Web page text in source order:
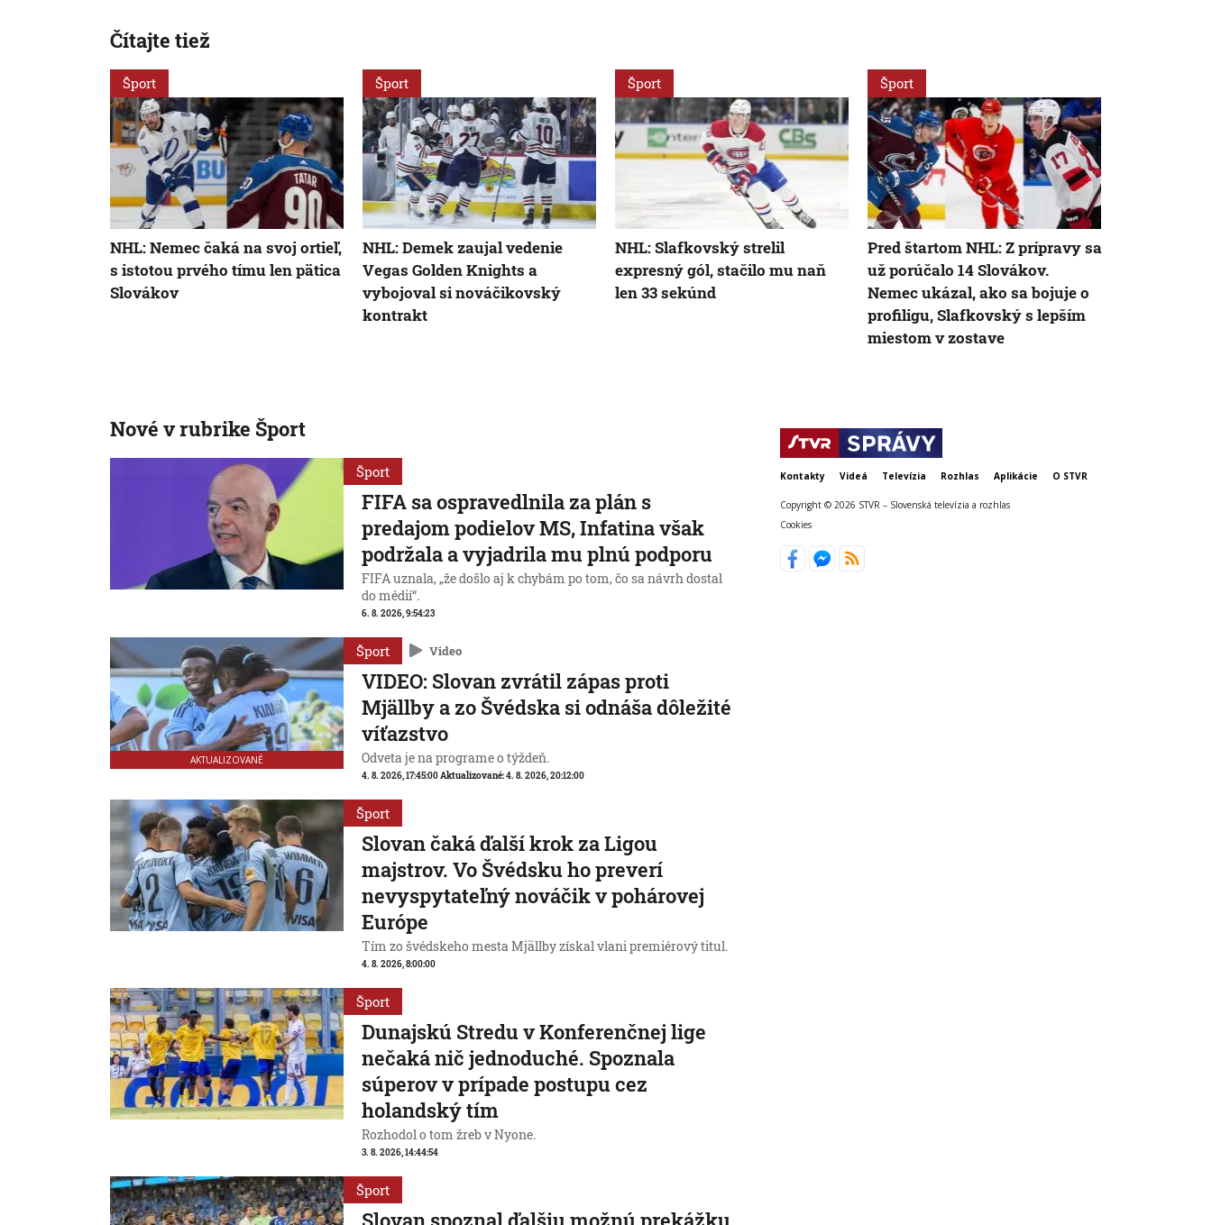
Čítajte tiež
Šport
NHL: Nemec čaká na svoj ortieľ,
s istotou prvého tímu len pätica
Slovákov
Šport
NHL: Demek zaujal vedenie
Vegas Golden Knights a
vybojoval si nováčikovský
kontrakt
Šport
NHL: Slafkovský strelil
expresný gól, stačilo mu naň
len 33 sekúnd
Šport
Pred štartom NHL: Z prípravy sa
už porúčalo 14 Slovákov.
Nemec ukázal, ako sa bojuje o
profiligu, Slafkovský s lepším
miestom v zostave
Nové v rubrike Šport
Šport
FIFA sa ospravedlnila za plán s
predajom podielov MS, Infatina však
podržala a vyjadrila mu plnú podporu
FIFA uznala, „že došlo aj k chybám po tom, čo sa návrh dostal
do médií“.
6. 8. 2026, 9:54:23
AKTUALIZOVANÉ
Šport Video
VIDEO: Slovan zvrátil zápas proti
Mjällby a zo Švédska si odnáša dôležité
víťazstvo
Odveta je na programe o týždeň.
4. 8. 2026, 17:45:00Aktualizované:4. 8. 2026, 20:12:00
Šport
Slovan čaká ďalší krok za Ligou
majstrov. Vo Švédsku ho preverí
nevyspytateľný nováčik v pohárovej
Európe
Tím zo švédskeho mesta Mjällby získal vlani premiérový titul.
4. 8. 2026, 8:00:00
Šport
Dunajskú Stredu v Konferenčnej lige
nečaká nič jednoduché. Spoznala
súperov v prípade postupu cez
holandský tím
Rozhodol o tom žreb v Nyone.
3. 8. 2026, 14:44:54
Šport
Kontakty Videá Televízia Rozhlas Aplikácie O STVR
Copyright © 2026 STVR – Slovenská televízia a rozhlas
Cookies